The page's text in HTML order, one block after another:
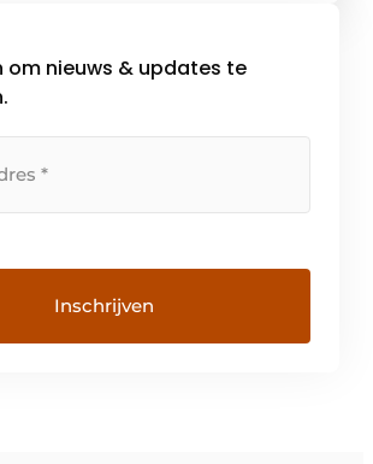
Siemens biedt de
om nieuws & updates te